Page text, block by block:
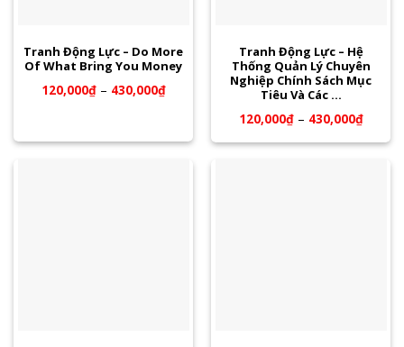
Tranh Động Lực – Do More
Of What Bring You Money
120,000₫– 430,000₫
Tranh Động Lực – Hệ
Thống Quản Lý Chuyên
Nghiệp Chính Sách Mục
Tiêu Và Các …
120,000₫– 430,000₫